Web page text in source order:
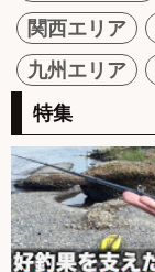
関西エリア
九州エリア
特集